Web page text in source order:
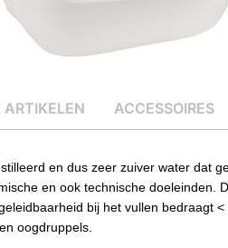
ARTIKELEN ACCESSOIRES
en dus zeer zuiver water dat
en ook technische doeleinden.
bij het vullen bedraagt
oogdruppels.